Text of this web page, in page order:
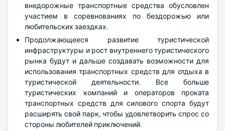
внедорожные транспортные средства обусловлен
участием в соревнованиях по бездорожью или
любительских заездках.
Продолжающееся развитие туристической
инфраструктуры и рост внутреннего туристического
рынка будут и дальше создавать возможности для
использования транспортных средств для отдыха в
туристической деятельности. Все больше
туристических компаний и операторов проката
транспортных средств для силового спорта будут
расширять свой парк, чтобы удовлетворить спрос со
стороны любителей приключений.